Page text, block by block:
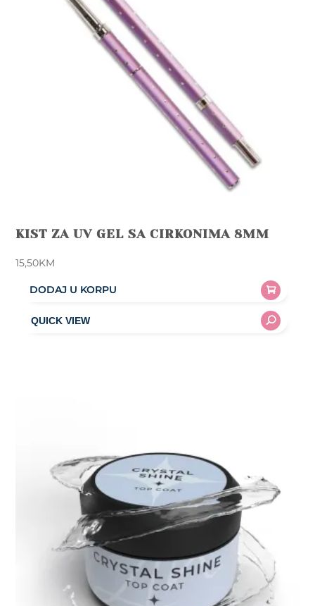
KIST ZA UV GEL SA CIRKONIMA 8MM
15,50KM
DODAJ U KORPU